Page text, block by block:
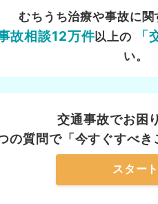
むちうち治療や事故に関
故相談12万件以上の 「
い。
交通事故でお困
の質問で「今すぐすべき
スタート